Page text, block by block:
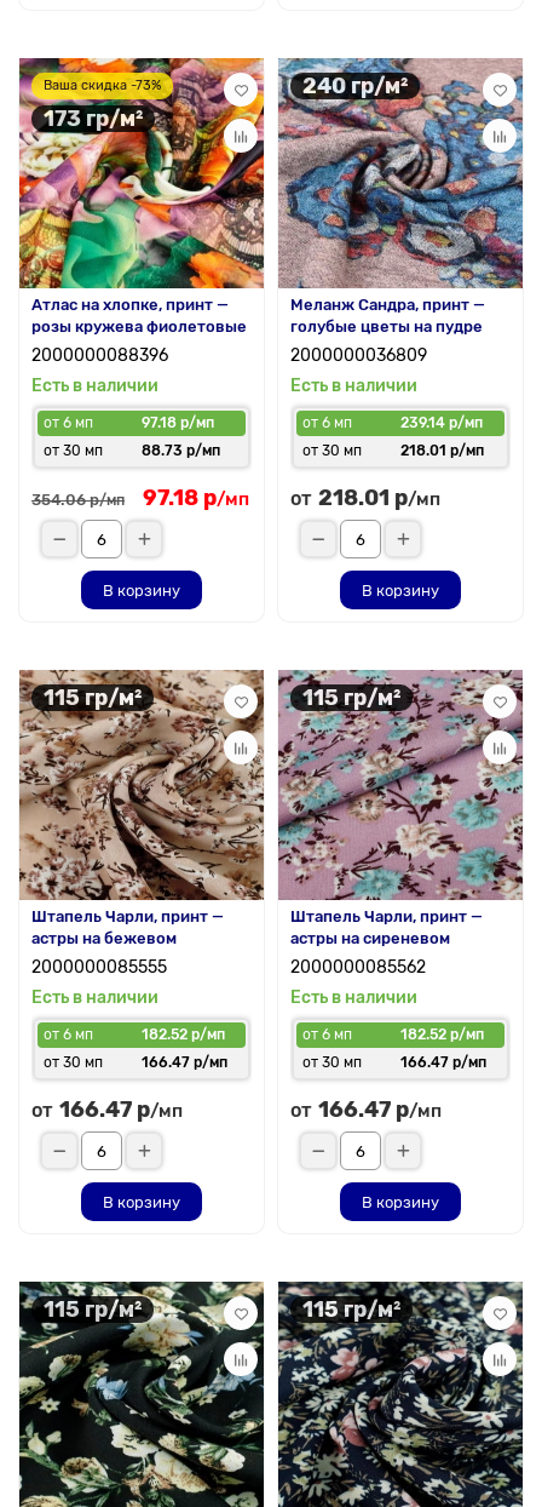
Ваша скидка -73%
173 гр/м²
Атлас на хлопке, принт —
розы кружева фиолетовые
2000000088396
Есть в наличии
от 6 мп
97.18 р/мп
от 30 мп
88.73 р/мп
354.06 р/мп 97.18 р/мп
В корзину
240 гр/м²
Меланж Сандра, принт —
голубые цветы на пудре
2000000036809
Есть в наличии
от 6 мп
239.14 р/мп
от 30 мп
218.01 р/мп
от 218.01 р/мп
В корзину
115 гр/м²
Штапель Чарли, принт —
астры на бежевом
2000000085555
Есть в наличии
от 6 мп
182.52 р/мп
от 30 мп
166.47 р/мп
от 166.47 р/мп
В корзину
115 гр/м²
Штапель Чарли, принт —
астры на сиреневом
2000000085562
Есть в наличии
от 6 мп
182.52 р/мп
от 30 мп
166.47 р/мп
от 166.47 р/мп
В корзину
115 гр/м² 115 гр/м²